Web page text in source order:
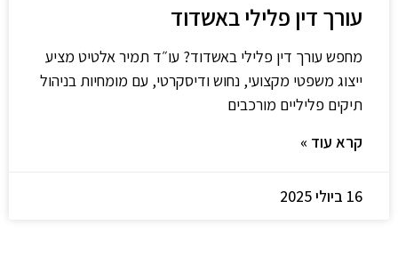
עורך דין פלילי באשדוד
מחפש עורך דין פלילי באשדוד? עו״ד תמיר אלטיט מציע
ייצוג משפטי מקצועי, נחוש ודיסקרטי, עם מומחיות בניהול
תיקים פליליים מורכבים
קרא עוד »
16 ביולי 2025